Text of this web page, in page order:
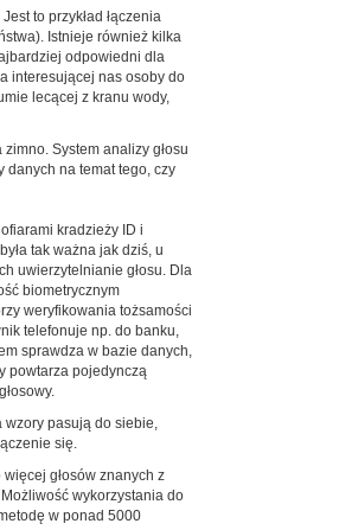
to przykład łączenia
Istnieje również kilka
odpowiedni dla
interesującej nas osoby do
lecącej z kranu wody,
System analizy głosu
danych na temat tego, czy
kradzieży ID i
tak ważna jak dziś, u
uwierzytelnianie głosu. Dla
biometrycznym
weryfikowania tożsamości
telefonuje np. do banku,
sprawdza w bazie danych,
powtarza pojedynczą
wzory pasują do siebie,
się.
głosów znanych z
wykorzystania do
w ponad 5000